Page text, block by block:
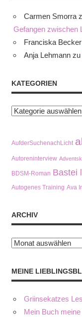
Carmen Smorra
Gefangen zwischen
Franciska Becker
Anja Lehmann zu
KATEGORIEN
Kategorien
AufderSuchenachLicht
Autoreninterview
BDSM-Roman Bastei
Autogenes Training Ava
ARCHIV
Archiv
MEINE
Griinsekatzes
Mein Buch